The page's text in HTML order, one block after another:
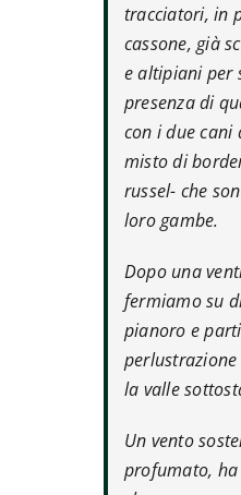
tracciatori, in
cassone, già
e altipiani per
presenza di
con i due cani
misto di
russel- che
loro gambe.
Dopo una
fermiamo su
pianoro e
la valle
Un vento
profumato,